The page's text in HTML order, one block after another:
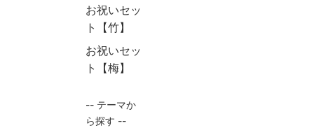
お祝いセッ
ト【竹】
お祝いセッ
ト【梅】
-- テーマか
ら探す --